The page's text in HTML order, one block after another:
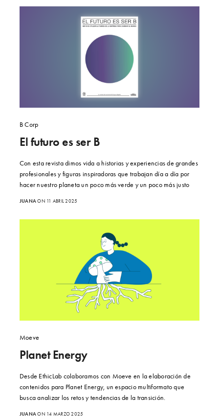
B Corp
El futuro es ser B
Con esta revista dimos vida a historias y experiencias de grandes
profesionales y figuras inspiradoras que trabajan día a día por
hacer nuestro planeta un poco más verde y un poco más justo
JUANAON 11 ABRIL 2025
Moeve
Planet Energy
Desde EthicLab colaboramos con Moeve en la elaboración de
contenidos para Planet Energy, un espacio multiformato que
busca analizar los retos y tendencias de la transición.
JUANAON 14 MARZO 2025